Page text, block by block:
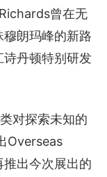
曾在无
朗玛峰的新路
丹顿特别研发
对探索未知的
Overseas
出今次展出的